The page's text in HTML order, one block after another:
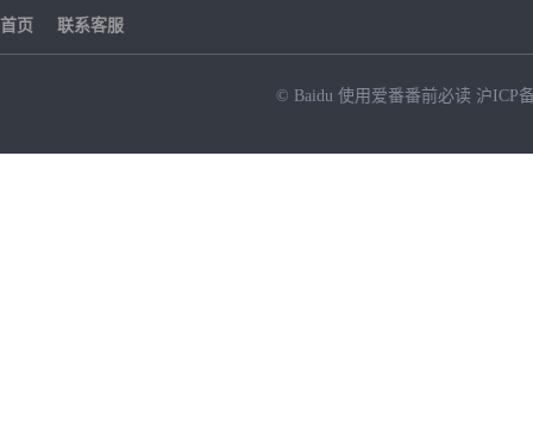
首页 联系客服
© Baidu 使用爱番番前必读 沪ICP